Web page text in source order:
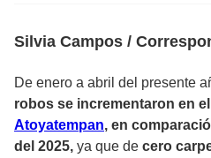
Silvia Campos /
De enero a abril del presente
robos se incrementaron en
Atoyatempan, en
del 2025, ya que de cero